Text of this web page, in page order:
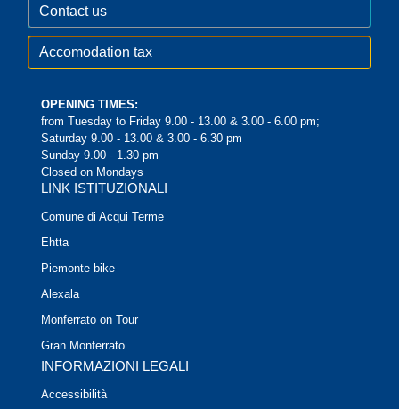
Contact us
Accomodation tax
OPENING TIMES:
from Tuesday to Friday 9.00 - 13.00 & 3.00 - 6.00 pm;
Saturday 9.00 - 13.00 & 3.00 - 6.30 pm
Sunday 9.00 - 1.30 pm
Closed on Mondays
LINK ISTITUZIONALI
Comune di Acqui Terme
Ehtta
Piemonte bike
Alexala
Monferrato on Tour
Gran Monferrato
INFORMAZIONI LEGALI
Accessibilità